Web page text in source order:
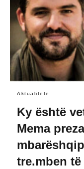
Aktualitete
Ky është
Mema
tre.mben